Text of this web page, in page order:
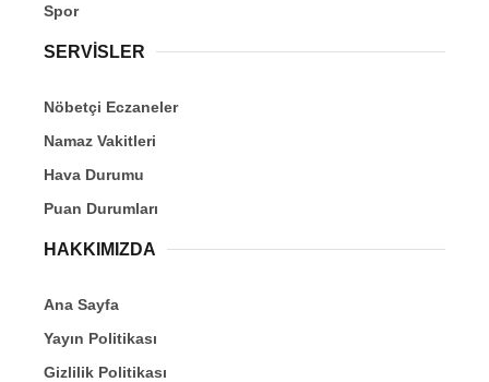
Spor
SERVİSLER
Nöbetçi Eczaneler
Namaz Vakitleri
Hava Durumu
Puan Durumları
HAKKIMIZDA
Ana Sayfa
Yayın Politikası
Gizlilik Politikası